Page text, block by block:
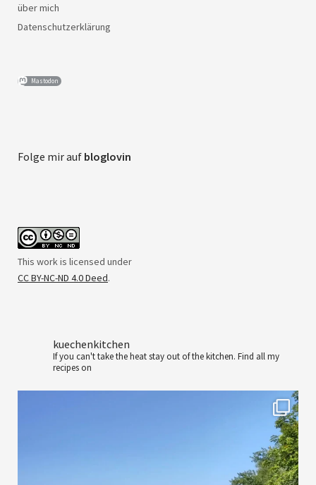
über mich
Datenschutzerklärung
Mastodon
Folge mir auf bloglovin
This work is licensed under
CC BY-NC-ND 4.0 Deed.
kuechenkitchen
If you can't take the heat stay out of the kitchen. Find all my
recipes on